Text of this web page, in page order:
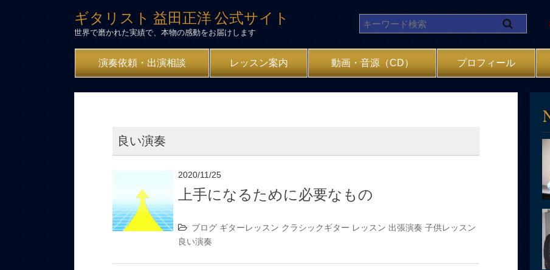
ギタリスト 益田正洋 公式サイト
世界で磨かれた実績で、本物の感動をお届けします
演奏依頼・出演相談 レッスン案内 動画・音源（CD） プロフィール
良い演奏
2020/11/25
上手になるために必要なもの
ブログ ギターレッスン クラシックギター レッスン 出張演奏 子供レッスン
良い演奏